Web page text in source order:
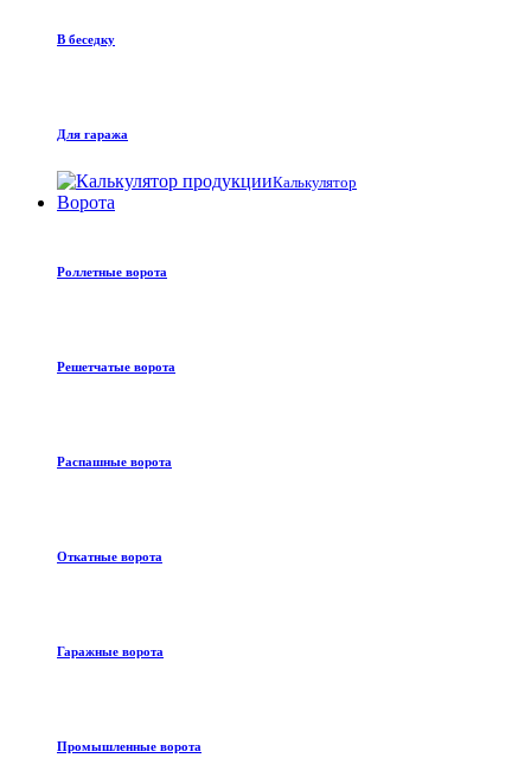
В беседку
Для гаража
Калькулятор
Ворота
Роллетные ворота
Решетчатые ворота
Распашные ворота
Откатные ворота
Гаражные ворота
Промышленные ворота